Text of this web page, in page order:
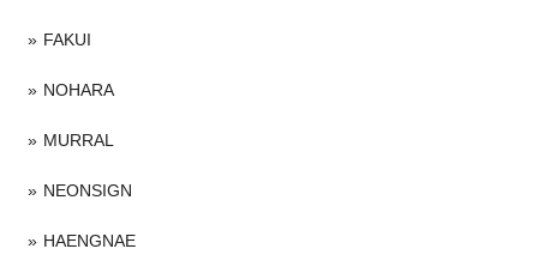
FAKUI
NOHARA
MURRAL
NEONSIGN
HAENGNAE